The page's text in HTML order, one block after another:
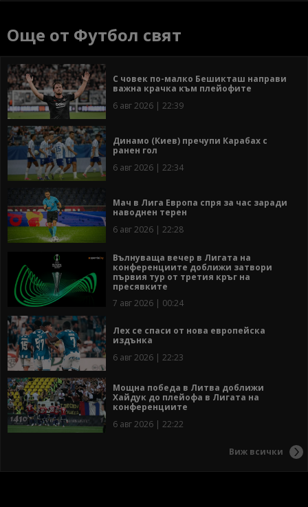
Още от Футбол свят
С човек по-малко Бешикташ направи
важна крачка към плейофите
6 авг 2026 | 22:39
Динамо (Киев) пречупи Карабах с
ранен гол
6 авг 2026 | 22:34
Мач в Лига Европа спря за час заради
наводнен терен
6 авг 2026 | 22:28
Вълнуваща вечер в Лигата на
конференциите доближи затвори
първия тур от третия кръг на
пресявките
7 авг 2026 | 00:24
Лех се спаси от нова европейска
издънка
6 авг 2026 | 22:23
Мощна победа в Литва доближи
Хайдук до плейофа в Лигата на
конференциите
6 авг 2026 | 22:22
Виж всички